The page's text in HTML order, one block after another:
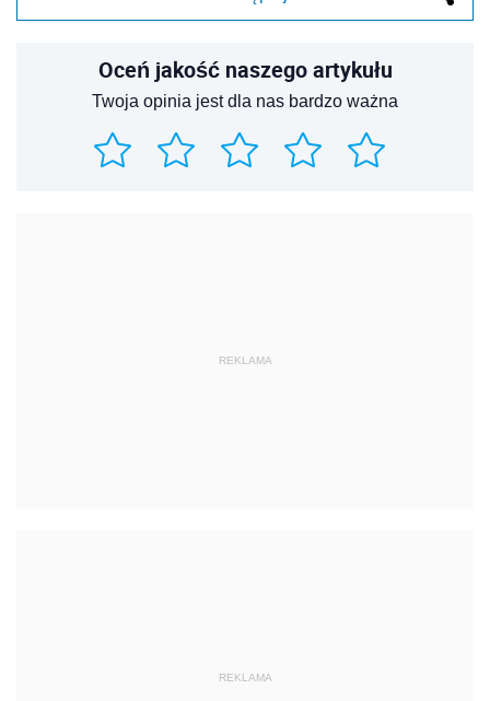
Oceń jakość naszego artykułu
Twoja opinia jest dla nas bardzo ważna
REKLAMA
REKLAMA